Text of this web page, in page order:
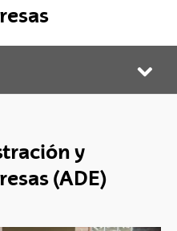
Grado en Administración y Dirección de Empresas
y
(ADE)